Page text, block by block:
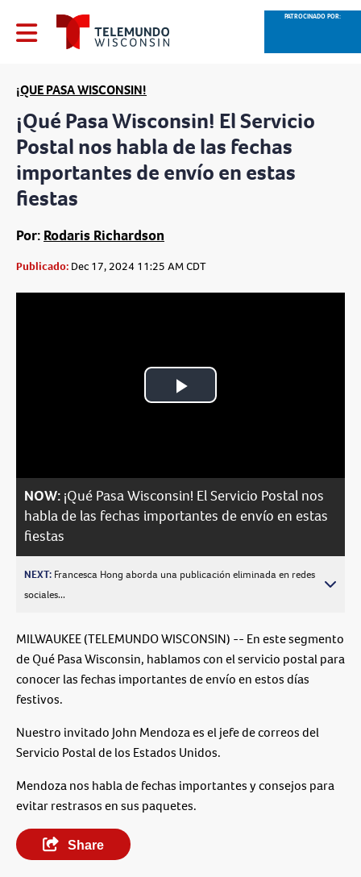
PATROCINADO POR:
¡QUE PASA WISCONSIN!
¡Qué Pasa Wisconsin! El Servicio
Postal nos habla de las fechas
importantes de envío en estas
fiestas
Por: Rodaris Richardson
Publicado: Dec 17, 2024 11:25 AM CDT
Play
NOW: ¡Qué Pasa Wisconsin! El Servicio Postal nos
habla de las fechas importantes de envío en estas
fiestas
NEXT: Francesca Hong aborda una publicación eliminada en redes
sociales...
MILWAUKEE (TELEMUNDO WISCONSIN) -- En este segmento
de Qué Pasa Wisconsin, hablamos con el servicio postal para
conocer las fechas importantes de envío en estos días
festivos.
Nuestro invitado John Mendoza es el jefe de correos del
Servicio Postal de los Estados Unidos.
Mendoza nos habla de fechas importantes y consejos para
evitar restrasos en sus paquetes.
Share